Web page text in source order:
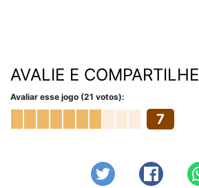
AVALIE E COMPARTILHE
Avaliar esse jogo (21 votos):
7